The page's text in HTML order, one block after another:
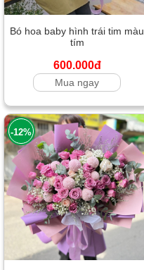
Bó hoa baby hình trái tim màu
tím
600.000đ
Mua ngay
-12%